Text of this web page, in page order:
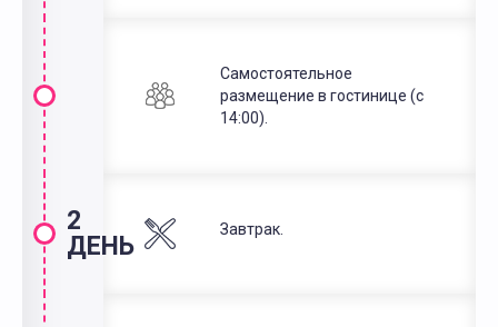
Самостоятельное
размещение в гостинице (с
14:00).
2
ДЕНЬ
Завтрак.